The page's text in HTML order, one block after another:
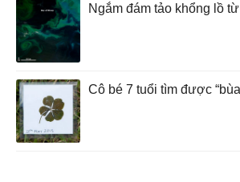
Ngắm đám tảo khổng lồ
Cô bé 7 tuổi tìm được